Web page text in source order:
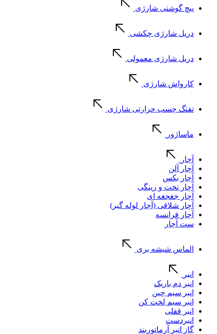
پیچ گوشتی شارژی
دریل شارژی چکشی
دریل شارژی معمولی
کارواش شارژی
تفنگ چسب حرارتی شارژی
ماساژور
آچار
آچار آلن
آچار بکس
آچار تخت و رینگی
آچار جغجغه ای
آچار شلاقی (آچار لوله گیر)
آچار فرانسه
ست آچار
الماس شیشه بری
انبر
انبر دم باریک
انبر سیم چین
انبر سیم لخت کن
انبر قفلی
انبردست
گاز انبر آرماتوربند